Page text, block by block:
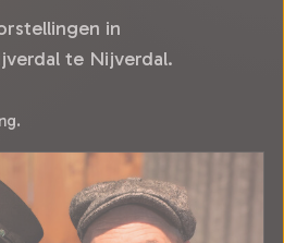
in
te Nijverdal.